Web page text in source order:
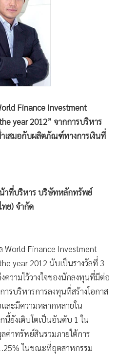
Finance Investment
year 2012” จากการบริหาร
เสมอกับผลิตภัณฑ์ทางการเงินที่
าที่บริหาร บริษัทหลักทรัพย์
ย) จำกัด
World Finance Investment
year 2012 นับเป็นรางวัลที่ 3
ความไว้วางใจของนักลงทุนที่มีต่อ
รบริหารการลงทุนที่สร้างโอกาส
ละมีความหลากหลายใน
ยังเติบโตเป็นอันดับ 1 ใน
ค่าทรัพย์สินรวมภายใต้การ
ในขณะที่อุตสาหกรรม